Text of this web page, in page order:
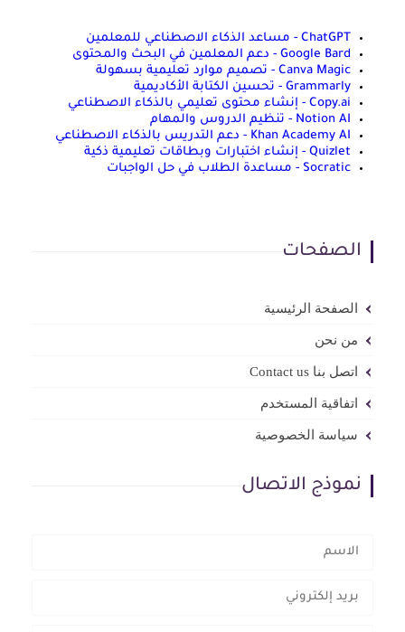
ChatGPT - مساعد الذكاء الاصطناعي للمعلمين
Google Bard - دعم المعلمين في البحث والمحتوى
Canva Magic - تصميم موارد تعليمية بسهولة
Grammarly - تحسين الكتابة الأكاديمية
Copy.ai - إنشاء محتوى تعليمي بالذكاء الاصطناعي
Notion AI - تنظيم الدروس والمهام
Khan Academy AI - دعم التدريس بالذكاء الاصطناعي
Quizlet - إنشاء اختبارات وبطاقات تعليمية ذكية
Socratic - مساعدة الطلاب في حل الواجبات
الصفحات
الصفحة الرئيسية
من نحن
اتصل بنا Contact us
اتفاقية المستخدم
سياسة الخصوصية
نموذج الاتصال